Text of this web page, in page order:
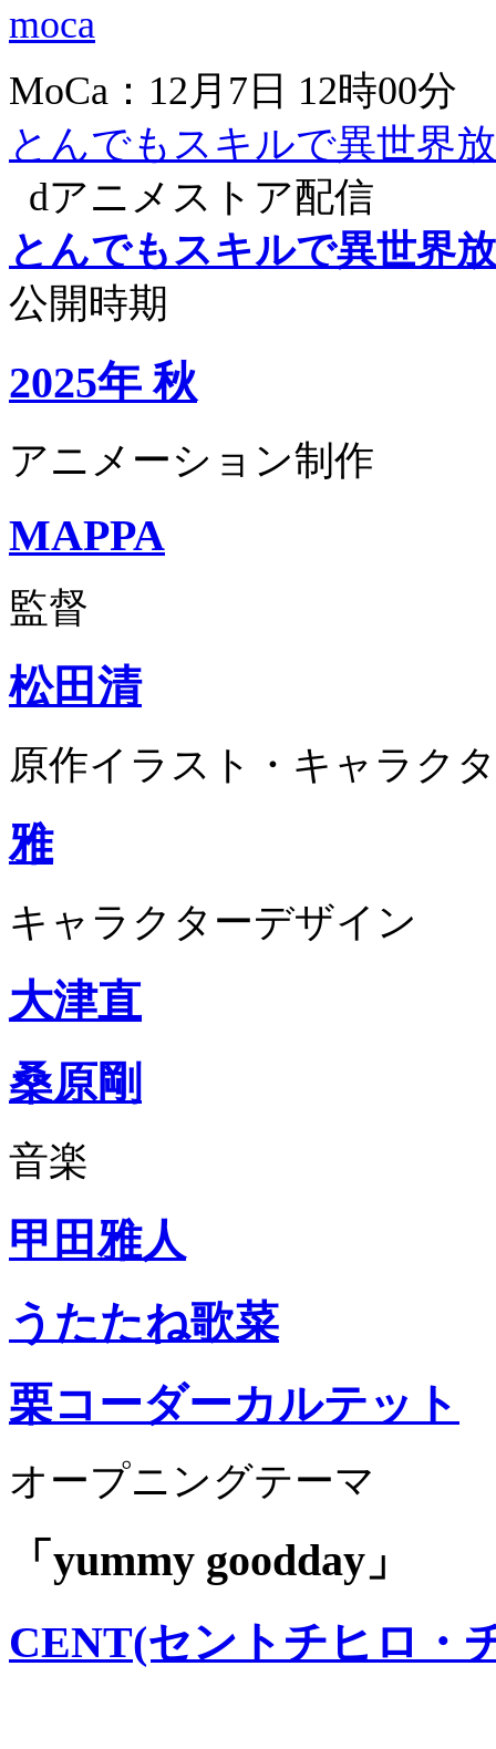
moca
MoCa：12月7日 12時00分
とんでもスキルで異世界
dアニメストア配信
とんでもスキルで異世界
公開時期
2025年 秋
アニメーション制作
MAPPA
監督
松田清
原作イラスト・キャラク
雅
キャラクターデザイン
大津直
桑原剛
音楽
甲田雅人
うたたね歌菜
栗コーダーカルテット
オープニングテーマ
「yummy goodday」
CENT(セントチヒロ・